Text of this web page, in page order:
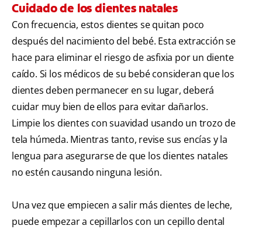
Cuidado de los dientes natales
Con frecuencia, estos dientes se quitan poco
después del nacimiento del bebé. Esta extracción se
hace para eliminar el riesgo de asfixia por un diente
caído. Si los médicos de su bebé consideran que los
dientes deben permanecer en su lugar, deberá
cuidar muy bien de ellos para evitar dañarlos.
Limpie los dientes con suavidad usando un trozo de
tela húmeda. Mientras tanto, revise sus encías y la
lengua para asegurarse de que los dientes natales
no estén causando ninguna lesión.
Una vez que empiecen a salir más dientes de leche,
puede empezar a cepillarlos con un cepillo dental